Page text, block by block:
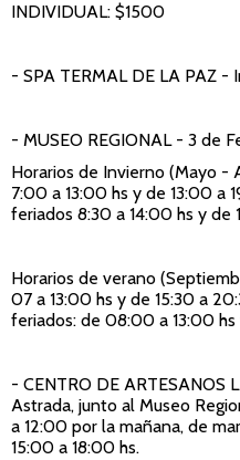
INDIVIDUAL: $1500
- SPA TERMAL DE LA PAZ -
- MUSEO REGIONAL- 3 de
Horarios de Invierno (Mayo -
7:00 a 13:00 hs y de 13:00 a
feriados 8:30 a 14:00 hs y de
Horarios de verano
07 a 13:00 hs y de 15:30 a
feriados: de 08:00 a 13:00
- CENTRO DE ARTESANOS
Astrada, junto al Museo
a 12:00 por la mañana, de
15:00 a 18:00 hs.